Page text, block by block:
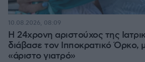
Η 24χρονη αριστούχος της
διάβασε τον Ιπποκρατικό Όρκο,
«άριστο γιατρό»
10.08.2026, 08:09